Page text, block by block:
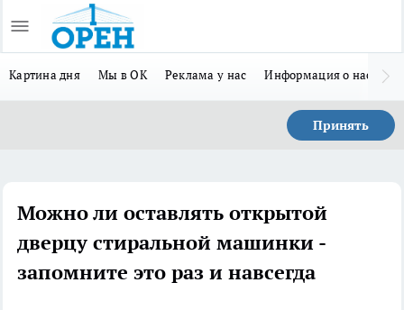
Картина дня Мы в ОК Реклама у нас Информация о нас
Принять
Можно ли оставлять открытой
дверцу стиральной машинки -
запомните это раз и навсегда